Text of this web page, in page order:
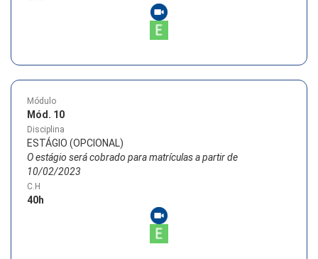
Módulo
Mód. 10
Disciplina
ESTÁGIO (OPCIONAL)
O estágio será cobrado para matrículas a partir de
10/02/2023
C.H
40h